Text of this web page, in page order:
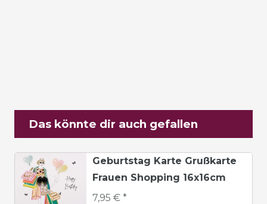
Das könnte dir auch gefallen
Geburtstag Karte Grußkarte
Frauen Shopping 16x16cm
7,95 € *